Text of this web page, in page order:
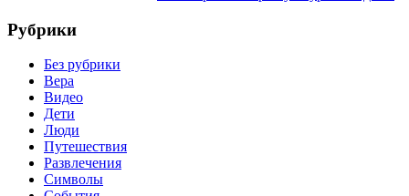
Рубрики
Без рубрики
Вера
Видео
Дети
Люди
Путешествия
Развлечения
Символы